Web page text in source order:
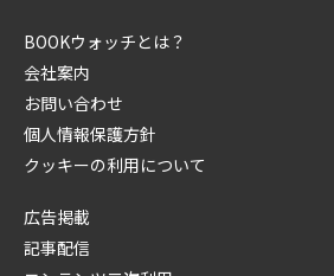
BOOKウォッチとは？
会社案内
お問い合わせ
個人情報保護方針
クッキーの利用について
広告掲載
記事配信